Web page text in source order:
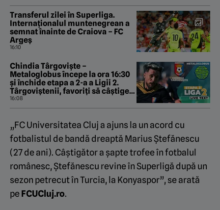
Transferul zilei în Superliga.
Internaționalul muntenegrean a
semnat înainte de Craiova – FC
Argeș
16:10
Chindia Târgoviște –
Metaloglobus începe la ora 16:30
și închide etapa a 2-a a Ligii 2.
Târgoviștenii, favoriți să câștige,
după un început cu stângul în
noul sezon
16:08
„FC Universitatea Cluj a ajuns la un acord cu
fotbalistul de bandă dreaptă Marius Ștefănescu
(27 de ani). Câștigător a șapte trofee în fotbalul
românesc, Ștefănescu revine în Superligă după un
sezon petrecut în Turcia, la Konyaspor”, se arată
peFCUCluj.ro.